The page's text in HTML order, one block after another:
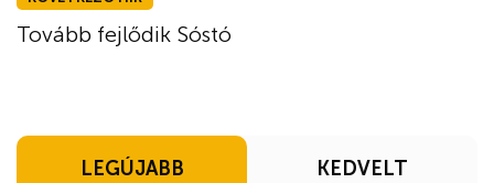
Tovább fejlődik Sóstó
LEGÚJABB KEDVELT